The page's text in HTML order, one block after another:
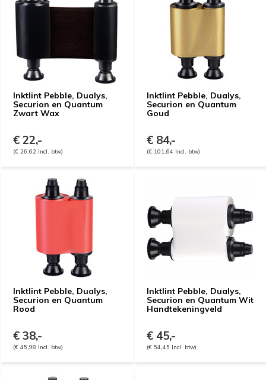
Inktlint Pebble, Dualys,
Securion en Quantum
Zwart Wax
€ 22,-
(€ 26,62 Incl. btw)
Inktlint Pebble, Dualys,
Securion en Quantum
Goud
€ 84,-
(€ 101,64 Incl. btw)
Inktlint Pebble, Dualys,
Securion en Quantum
Rood
€ 38,-
(€ 45,98 Incl. btw)
Inktlint Pebble, Dualys,
Securion en Quantum Wit
Handtekeningveld
€ 45,-
(€ 54,45 Incl. btw)